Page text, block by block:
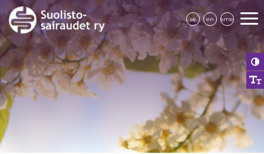
se en sme